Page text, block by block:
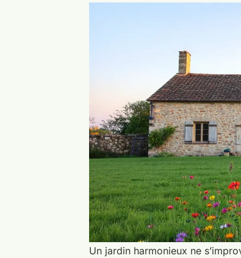
Un jardin harmonieux ne